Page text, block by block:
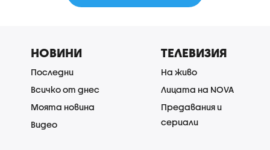
НОВИНИ
Последни
Всичко от днес
Моята новина
Видео
ТЕЛЕВИЗИЯ
На живо
Лицата на NOVA
Предавания и
сериали